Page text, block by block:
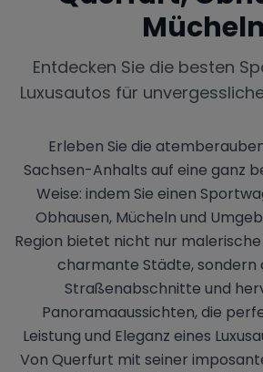
Mücheln
Entdecken Sie die besten
Luxusautos für
Erleben Sie die
Sachsen-Anhalts auf eine ganz
Weise: indem Sie einen
Obhausen, Mücheln und
Region bietet nicht nur
charmante Städte, sondern
Straßenabschnitte und
Panoramaaussichten, die
Leistung und Eleganz eines
Von Querfurt mit seiner